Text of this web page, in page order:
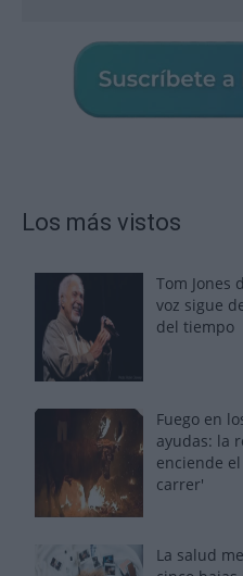
Los más vistos
Tom Jones
voz sigue
del tiempo
Fuego en
ayudas: la
enciende
carrer'
La salud